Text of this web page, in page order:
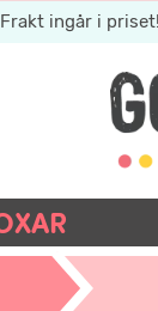
Frakt ingår i priset!